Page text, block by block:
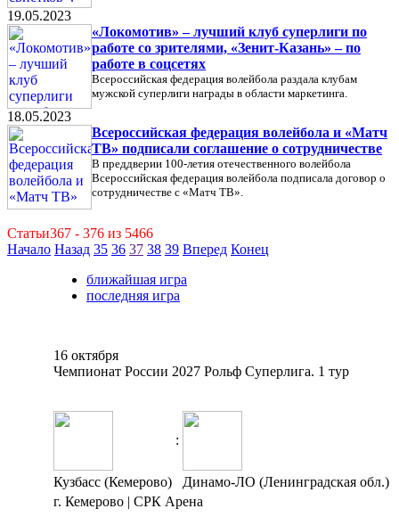
19.05.2023
«Локомотив» – лучший клуб суперлиги по
работе со зрителями, «Зенит-Казань» – по
работе в соцсетях
Всероссийская федерация волейбола раздала клубам
мужской суперлиги награды в области маркетинга.
18.05.2023
Всероссийская федерация волейбола и «Матч
ТВ» подписали соглашение о сотрудничестве
В преддверии 100-летия отечественного волейбола
Всероссийская федерация волейбола подписала договор о
сотрудничестве с «Матч ТВ».
Статьи367 - 376 из 5466
Начало Назад 35 36 37 38 39 Вперед Конец
ближайшая игра
последняя игра
16 октября
Чемпионат России 2027 Рольф Суперлига. 1 тур
:
Кузбасс (Кемерово)
Динамо-ЛО (Ленинградская обл.)
г. Кемерово | СРК Арена